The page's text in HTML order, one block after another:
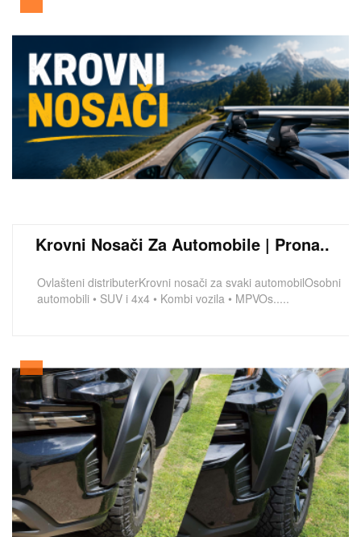
Krovni Nosači Za Automobile | Prona..
Ovlašteni distributerKrovni nosači za svaki automobilOsobni
automobili • SUV i 4x4 • Kombi vozila • MPVOs.....